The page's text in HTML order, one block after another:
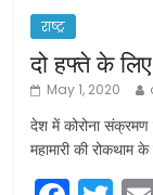
राष्ट्र
दो हफ्ते के
May 1, 2020
देश में कोरोना संक्रमण
महामारी की रोकथाम के